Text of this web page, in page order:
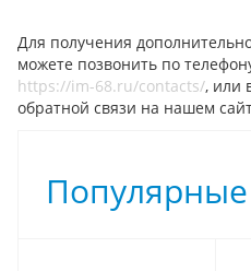
Для получения
можете позвонить по
https://im-68.ru/contacts/, или
обратной связи на нашем